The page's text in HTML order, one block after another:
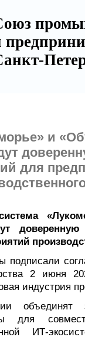
и
для
подписали
2 июня
индустрия
объединят
для
ИТ-